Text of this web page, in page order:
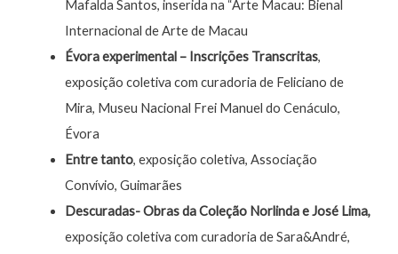
Mafalda Santos, inserida na “Arte Macau: Bienal
Internacional de Arte de Macau
Évora experimental – Inscrições Transcritas,
exposição coletiva com curadoria de Feliciano de
Mira, Museu Nacional Frei Manuel do Cenáculo,
Évora
Entre tanto, exposição coletiva, Associação
Convívio, Guimarães
Descuradas- Obras da Coleção Norlinda e José Lima,
exposição coletiva com curadoria de Sara&André,